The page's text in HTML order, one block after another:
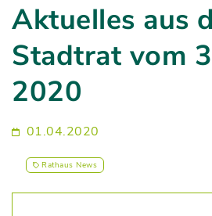
Aktuelles aus
Stadtrat vom
2020
01.04.2020
Rathaus News